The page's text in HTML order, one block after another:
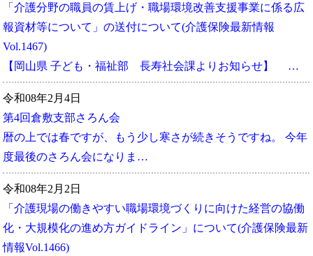
「介護分野の職員の賃上げ・職場環境改善支援事業に係る広
報資材等について」の送付について(介護保険最新情報
Vol.1467)
【岡山県 子ども・福祉部 長寿社会課よりお知らせ】 …
令和08年2月4日
第4回倉敷支部さろん会
暦の上では春ですが、もう少し寒さが続きそうですね。 今年
度最後のさろん会になりま…
令和08年2月2日
「介護現場の働きやすい職場環境づくりに向けた経営の協働
化・大規模化の進め方ガイドライン」について(介護保険最新
情報Vol.1466)